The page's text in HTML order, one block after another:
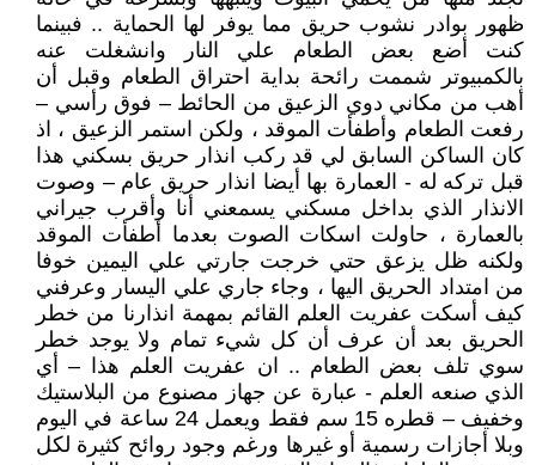
ظهور بوادر نشوب حريق مما يوفر لها الحماية .. فبينما
كنت أضع بعض الطعام علي النار وانشغلت عنه
بالكمبيوتر شممت رائحة بداية احتراق الطعام وقبل أن
أهب من مكاني دوي الزعيق من الحائط – فوق رأسي –
رفعت الطعام وأطفأت الموقد ، ولكن استمر الزعيق ، اذ
كان الساكن السابق لي قد ركب انذار حريق بسكني هذا
قبل تركه له - العمارة بها أيضا انذار حريق عام – وصوت
الانذار الذي بداخل مسكني يسمعني أنا وأقرب جيراني
بالعمارة ، حاولت اسكات الصوت بعدما أطفأت الموقد
ولكنه ظل يزعق حتي خرجت جارتي علي اليمين خوفا
من امتداد الحريق اليها ، وجاء جاري علي اليسار وعرفني
كيف أسكت عفريت العلم القائم بمهمة انذارنا من خطر
الحريق بعد أن عرف أن كل شيء تمام ولا يوجد خطر
سوي تلف بعض الطعام .. ان عفريت العلم هذا – أي
الذي صنعه العلم - عبارة عن جهاز مصنوع من البلاستيك
وخفيف – قطره 15 سم فقط ويعمل 24 ساعة في اليوم
وبلا أجازات رسمية أو غيرها ورغم وجود روائح كثيرة لكل